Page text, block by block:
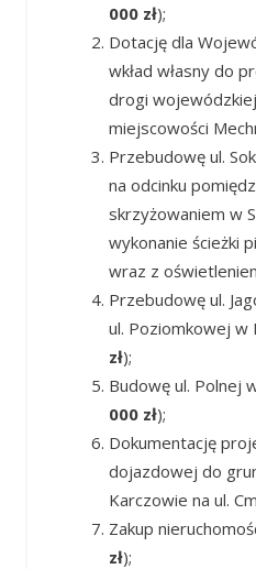
000 zł);
Dotację dla
wkład własny do
drogi
miejscowości
Przebudowę ul.
na odcinku
skrzyżowaniem w
wykonanie ścieżki
wraz z
Przebudowę ul.
ul. Poziomkowej w
zł);
Budowę ul. Polnej
000 zł);
Dokumentację
dojazdowej do
Karczowie na ul.
Zakup
zł);